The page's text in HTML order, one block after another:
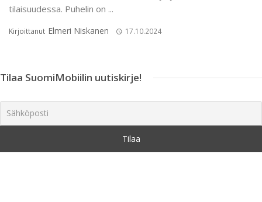
tilaisuudessa. Puhelin on ...
Kirjoittanut Elmeri Niskanen 17.10.2024
Tilaa SuomiMobiilin uutiskirje!